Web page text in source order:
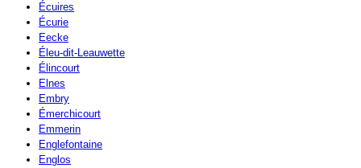
Écuires
Écurie
Eecke
Éleu-dit-Leauwette
Élincourt
Elnes
Embry
Émerchicourt
Emmerin
Englefontaine
Englos